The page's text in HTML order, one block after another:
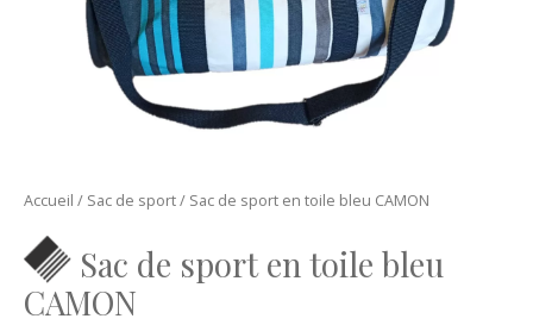
Accueil / Sac de sport/ Sac de sport en toile bleu CAMON
Sac de sport en toile bleu
CAMON